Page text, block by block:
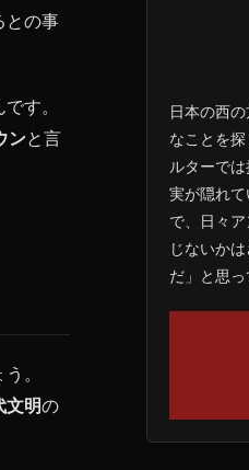
との事
す。
ンと言
。
文明の
日本の西
なことを
ルターで
実が隠れ
で、日々
じないか
だ」と思っ